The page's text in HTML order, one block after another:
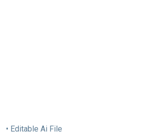
• Editable Ai File